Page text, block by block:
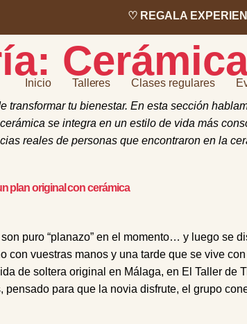
♡ REGALA
Inicio Talleres Clases regulares
transformar tu bienestar. En esta sección
se integra en un estilo de vida más
reales de personas que encontraron en la
plan original con cerámica
puro “planazo” en el momento… y luego se
con vuestras manos y una tarde que se vive
de soltera original en Málaga, en El Taller
pensado para que la novia disfrute, el grupo